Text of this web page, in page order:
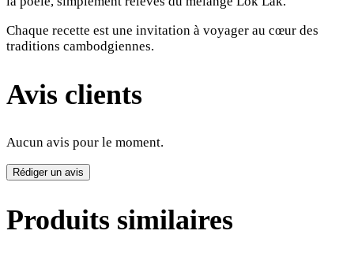
Chaque recette est une invitation à voyager au cœur des
traditions cambodgiennes.
Avis clients
Aucun avis pour le moment.
Rédiger un avis
Produits similaires